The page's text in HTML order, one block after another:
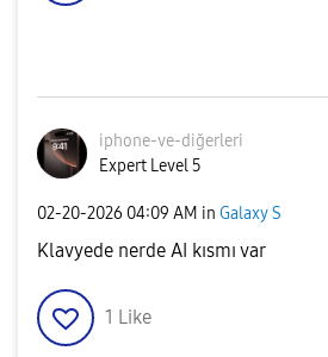
iphone-ve-diğerleri
Expert Level 5
‎02-20-2026 04:09 AM in Galaxy S
Klavyede nerde AI kısmı var
1 Like